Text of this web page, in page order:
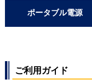
ポータブル電源
ご利用ガイド